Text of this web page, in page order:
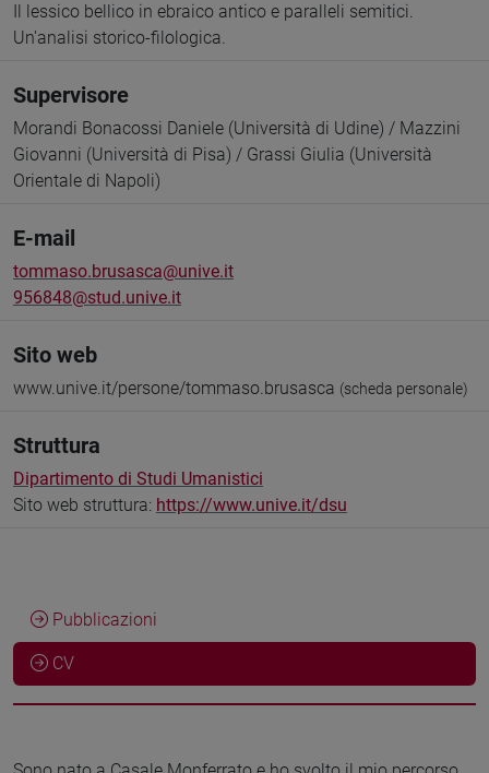
Il lessico bellico in ebraico antico e paralleli semitici.
Un'analisi storico-filologica.
Supervisore
Morandi Bonacossi Daniele (Università di Udine) / Mazzini
Giovanni (Università di Pisa) / Grassi Giulia (Università
Orientale di Napoli)
E-mail
tommaso.brusasca@unive.it
956848@stud.unive.it
Sito web
www.unive.it/persone/tommaso.brusasca (scheda personale)
Struttura
Dipartimento di Studi Umanistici
Sito web struttura: https://www.unive.it/dsu
Pubblicazioni
CV